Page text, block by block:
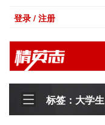
登录 / 注册
标签：大学生